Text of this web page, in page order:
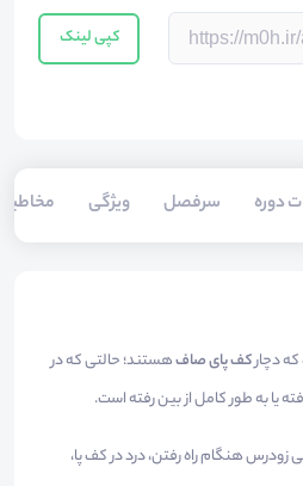
کپی لینک
دوره سرفصل ویژگی
دچارکف پای صافهستند؛ حالتی که در
به طور کامل از بین رفته است.
هنگام راه رفتن، درد در کف پا،